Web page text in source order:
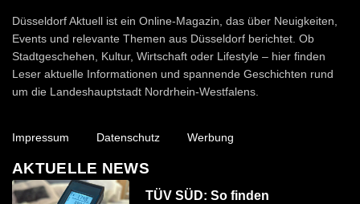
Düsseldorf Aktuell
Düsseldorf Aktuell ist ein Online-Magazin, das über Neuigkeiten,
Events und relevante Themen aus Düsseldorf berichtet. Ob
Stadtgeschehen, Kultur, Wirtschaft oder Lifestyle – hier finden
Leser aktuelle Informationen und spannende Geschichten rund
um die Landeshauptstadt Nordrhein-Westfalens.
Impressum Datenschutz Werbung
AKTUELLE NEWS
TÜV SÜD: So finden